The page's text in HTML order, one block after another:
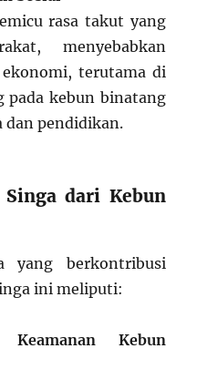
rasa takut yang
menyebabkan
terutama di
pada kebun binatang
dan pendidikan.
Singa dari Kebun
yang berkontribusi
ini meliputi:
Keamanan Kebun